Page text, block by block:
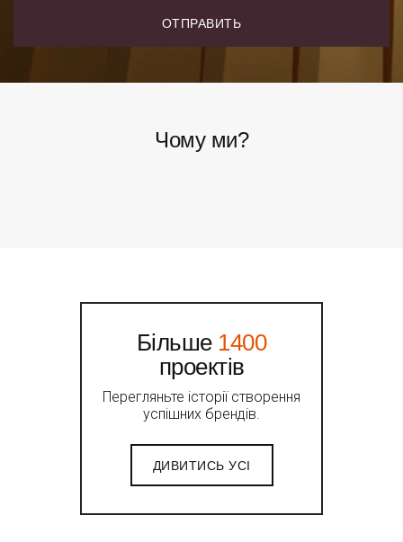
Чому ми?
Більше 1400
проектів
Перегляньте історії створення
успішних брендів.
ДИВИТИСЬ УСІ